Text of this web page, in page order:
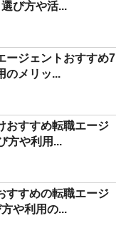
び方や活...
ージェントおすすめ7
のメリッ...
おすすめ転職エージ
方や利用...
すすめの転職エージ
や利用の...